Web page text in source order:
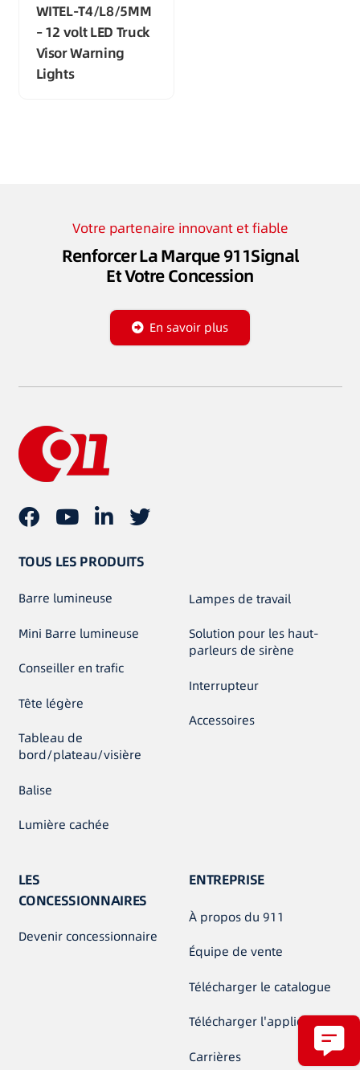
WITEL-T4/L8/5MM
– 12 volt LED Truck
Visor Warning
Lights
Votre partenaire innovant et fiable
Renforcer La Marque 911Signal
Et Votre Concession
En savoir plus
TOUS LES PRODUITS
Barre lumineuse
Mini Barre lumineuse
Conseiller en trafic
Tête légère
Tableau de
bord/plateau/visière
Balise
Lumière cachée
Lampes de travail
Solution pour les haut-
parleurs de sirène
Interrupteur
Accessoires
LES
CONCESSIONNAIRES
Devenir concessionnaire
ENTREPRISE
À propos du 911
Équipe de vente
Télécharger le catalogue
Télécharger l'application
Carrières